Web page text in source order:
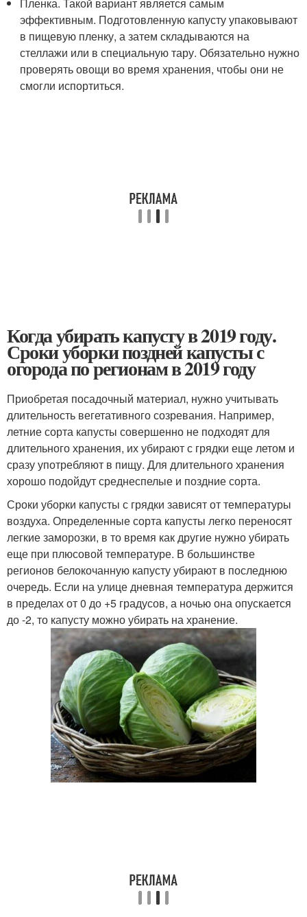
Пленка. Такой вариант является самым
эффективным. Подготовленную капусту упаковывают
в пищевую пленку, а затем складываются на
стеллажи или в специальную тару. Обязательно нужно
проверять овощи во время хранения, чтобы они не
смогли испортиться.
Когда убирать капусту в 2019 году.
Сроки уборки поздней капусты с
огорода по регионам в 2019 году
Приобретая посадочный материал, нужно учитывать
длительность вегетативного созревания. Например,
летние сорта капусты совершенно не подходят для
длительного хранения, их убирают с грядки еще летом и
сразу употребляют в пищу. Для длительного хранения
хорошо подойдут среднеспелые и поздние сорта.
Сроки уборки капусты с грядки зависят от температуры
воздуха. Определенные сорта капусты легко переносят
легкие заморозки, в то время как другие нужно убирать
еще при плюсовой температуре. В большинстве
регионов белокочанную капусту убирают в последнюю
очередь. Если на улице дневная температура держится
в пределах от 0 до +5 градусов, а ночью она опускается
до -2, то капусту можно убирать на хранение.